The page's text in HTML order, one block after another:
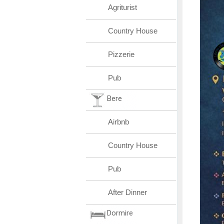
Agriturist
Country House
Pizzerie
Pub
Bere
Airbnb
Country House
Pub
After Dinner
Dormire